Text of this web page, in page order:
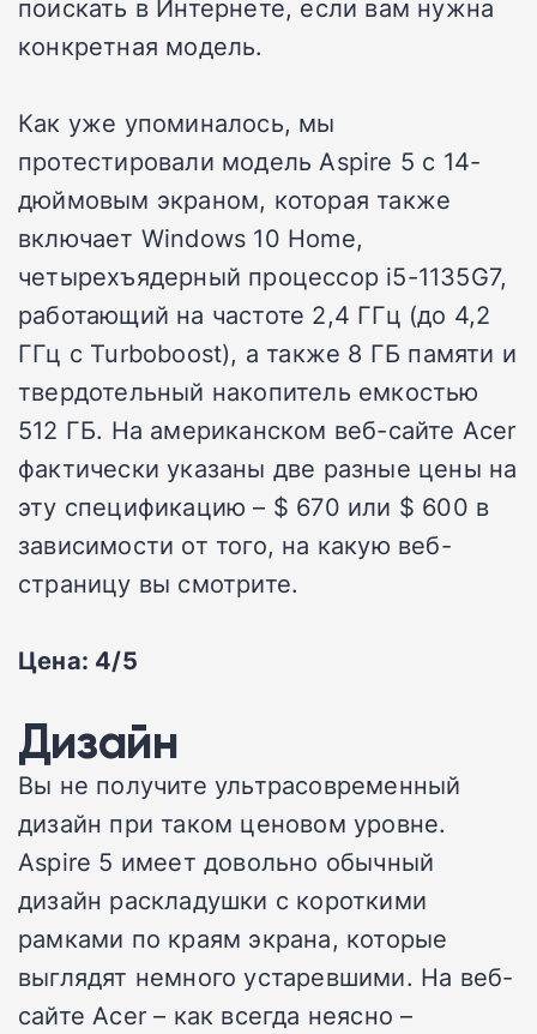
поискать в Интернете, если вам нужна
конкретная модель.
Как уже упоминалось, мы
протестировали модель Aspire 5 с 14-
дюймовым экраном, которая также
включает Windows 10 Home,
четырехъядерный процессор i5-1135G7,
работающий на частоте 2,4 ГГц (до 4,2
ГГц с Turboboost), а также 8 ГБ памяти и
твердотельный накопитель емкостью
512 ГБ. На американском веб-сайте Acer
фактически указаны две разные цены на
эту спецификацию – $ 670 или $ 600 в
зависимости от того, на какую веб-
страницу вы смотрите.
Цена: 4/5
Дизайн
Вы не получите ультрасовременный
дизайн при таком ценовом уровне.
Aspire 5 имеет довольно обычный
дизайн раскладушки с короткими
рамками по краям экрана, которые
выглядят немного устаревшими. На веб-
сайте Acer – как всегда неясно –